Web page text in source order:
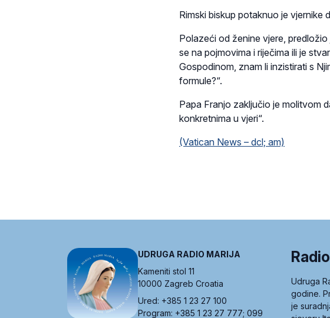
Rimski biskup potaknuo je vjernike
Polazeći od ženine vjere,
se na pojmovima i riječima ili je
Gospodinom, znam li inzistirati s
formule?“.
Papa Franjo zaključio je molitvom
konkretnima u vjeri“.
(Vatican News – dcl; am)
UDRUGA RADIO MARIJA
Kameniti stol 11
10000 Zagreb Croatia
Ured: +385 1 23 27 100
Program: +385 1 23 27 777; 099
Udruga
godine.
je